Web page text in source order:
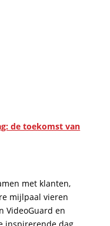
de toekomst van
met klanten,
mijlpaal vieren
VideoGuard en